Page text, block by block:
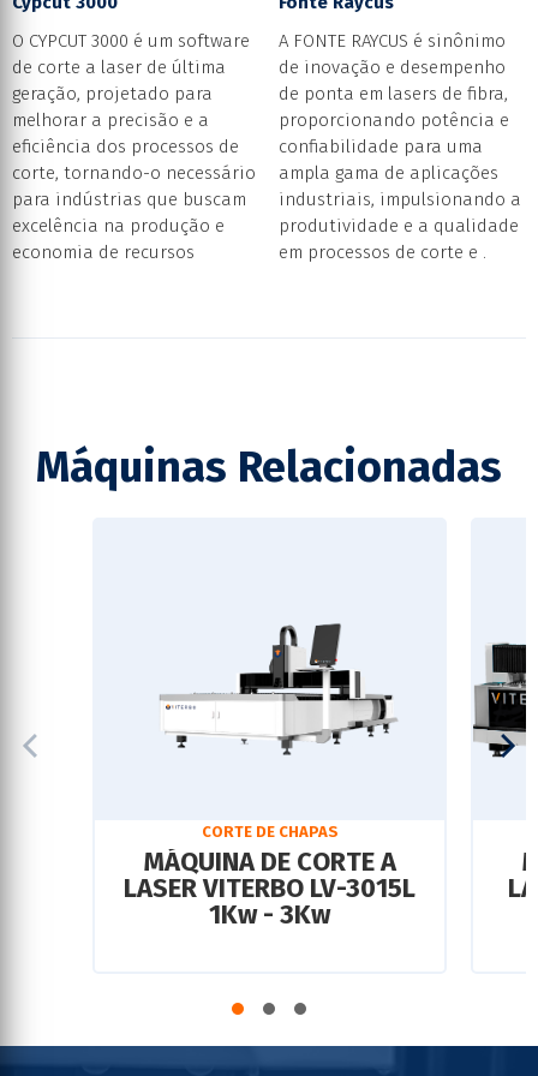
O CYPCUT 3000 é um software
de corte a laser de última
geração, projetado para
melhorar a precisão e a
eficiência dos processos de
corte, tornando-o necessário
para indústrias que buscam
excelência na produção e
economia de recursos
A FONTE RAYCUS é sinônimo
de inovação e desempenho
de ponta em lasers de fibra,
proporcionando potência e
confiabilidade para uma
ampla gama de aplicações
industriais, impulsionando a
produtividade e a qualidade
em processos de corte e .
Máquinas Relacionadas
CORTE DE CHAPAS
MÁQUINA DE CORTE A
LASER VITERBO LV-3015L
1Kw - 3Kw